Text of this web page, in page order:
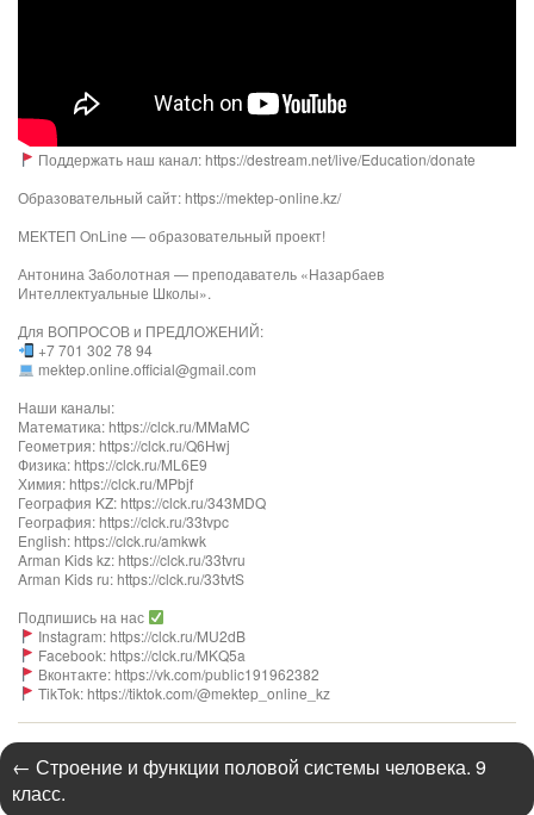
Поддержать наш канал: https://destream.net/live/Education/donate
Образовательный сайт: https://mektep-online.kz/
МЕКТЕП OnLine — образовательный проект!
Антонина Заболотная — преподаватель «Назарбаев
Интеллектуальные Школы».
Для ВОПРОСОВ и ПРЕДЛОЖЕНИЙ:
+7 701 302 78 94
mektep.online.official@gmail.com
Наши каналы:
Математика: https://clck.ru/MMaMC
Геометрия: https://clck.ru/Q6Hwj
Физика: https://clck.ru/ML6E9
Химия: https://clck.ru/MPbjf
География KZ: https://clck.ru/343MDQ
География: https://clck.ru/33tvpc
English: https://clck.ru/amkwk
Arman Kids kz: https://clck.ru/33tvru
Arman Kids ru: https://clck.ru/33tvtS
Подпишись на нас
Instagram: https://clck.ru/MU2dB
Facebook: https://clck.ru/MKQ5a
Вконтакте: https://vk.com/public191962382
TikTok: https://tiktok.com/@mektep_online_kz
← Строение и функции половой системы человека. 9
класс.